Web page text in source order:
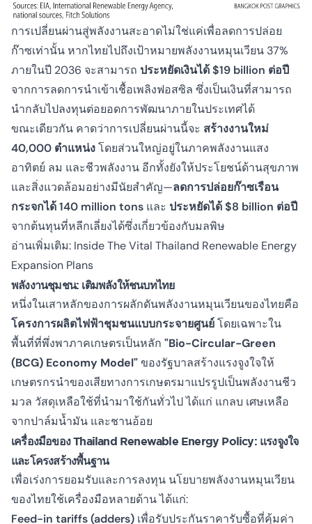
การเปลี่ยนผ่านสู่พลังงานสะอาดไม่ใช่แค่เพื่อลดการปล่อย
ก๊าซเท่านั้น หากไทยไปถึงเป้าหมายพลังงานหมุนเวียน 37%
ภายในปี 2036 จะสามารถ ประหยัดเงินได้ $19 billion ต่อปี
จากการลดการนำเข้าเชื้อเพลิงฟอสซิล ซึ่งเป็นเงินที่สามารถ
นำกลับไปลงทุนต่อยอดการพัฒนาภายในประเทศได้
ขณะเดียวกัน คาดว่าการเปลี่ยนผ่านนี้จะ สร้างงานใหม่
40,000 ตำแหน่งโดยส่วนใหญ่อยู่ในภาคพลังงานแสง
อาทิตย์ ลม และชีวพลังงาน อีกทั้งยังให้ประโยชน์ด้านสุขภาพ
และสิ่งแวดล้อมอย่างมีนัยสำคัญ—ลดการปล่อยก๊าซเรือน
กระจกได้ 140 million tons และ ประหยัดได้ $8 billion ต่อปี
จากต้นทุนที่หลีกเลี่ยงได้ซึ่งเกี่ยวข้องกับมลพิษ
อ่านเพิ่มเติม: Inside The Vital Thailand Renewable Energy
Expansion Plans
พลังงานชุมชน: เติมพลังให้ชนบทไทย
หนึ่งในเสาหลักของการผลักดันพลังงานหมุนเวียนของไทยคือ
โครงการผลิตไฟฟ้าชุมชนแบบกระจายศูนย์โดยเฉพาะใน
พื้นที่ที่พึ่งพาภาคเกษตรเป็นหลัก "Bio-Circular-Green
(BCG) Economy Model"ของรัฐบาลสร้างแรงจูงใจให้
เกษตรกรนำของเสียทางการเกษตรมาแปรรูปเป็นพลังงานชีว
มวล วัสดุเหลือใช้ที่นำมาใช้กันทั่วไป ได้แก่ แกลบ เศษเหลือ
จากปาล์มน้ำมัน และชานอ้อย
เครื่องมือของ Thailand Renewable Energy Policy: แรงจูงใจ
และโครงสร้างพื้นฐาน
เพื่อเร่งการยอมรับและการลงทุน นโยบายพลังงานหมุนเวียน
ของไทยใช้เครื่องมือหลายด้าน ได้แก่:
Feed-in tariffs (adders) เพื่อรับประกันราคารับซื้อที่คุ้มค่า